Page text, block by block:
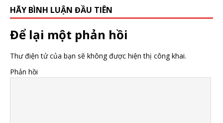
HÃY BÌNH LUẬN ĐẦU TIÊN
Để lại một phản hồi
Thư điện tử của bạn sẽ không được hiện thị công khai.
Phản hồi